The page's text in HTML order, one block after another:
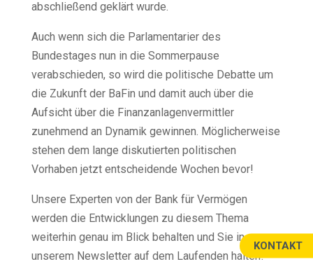
abschließend geklärt wurde.
Auch wenn sich die Parlamentarier des
Bundestages nun in die Sommerpause
verabschieden, so wird die politische Debatte um
die Zukunft der BaFin und damit auch über die
Aufsicht über die Finanzanlagenvermittler
zunehmend an Dynamik gewinnen. Möglicherweise
stehen dem lange diskutierten politischen
Vorhaben jetzt entscheidende Wochen bevor!
Unsere Experten von der Bank für Vermögen
werden die Entwicklungen zu diesem Thema
weiterhin genau im Blick behalten und Sie in
unserem Newsletter auf dem Laufenden halten!
KONTAKT